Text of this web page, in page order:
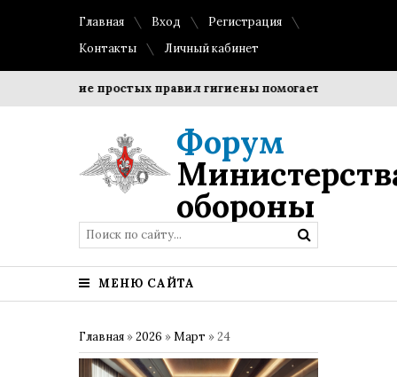
Главная Вход
Регистрация
Контакты
Личный кабинет
простых правил гигиены помогает сохранить
Форум
обороны
МЕНЮ САЙТА
Главная »2026 »Март »24